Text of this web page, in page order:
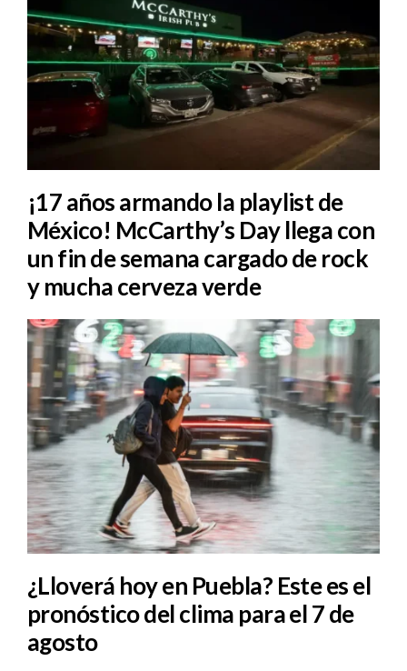
¡17 años armando la playlist de
México! McCarthy’s Day llega con
un fin de semana cargado de rock
y mucha cerveza verde
¿Lloverá hoy en Puebla? Este es el
pronóstico del clima para el 7 de
agosto